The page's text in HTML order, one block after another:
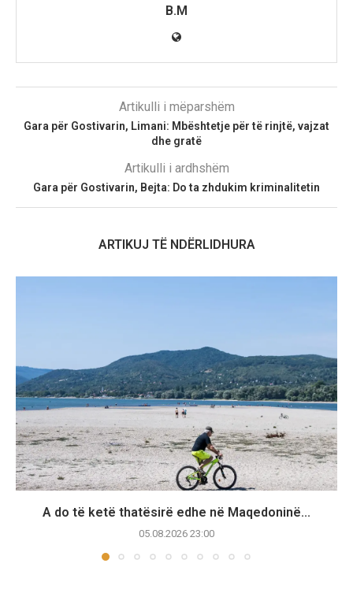
B.M
Artikulli i mëparshëm
Gara për Gostivarin, Limani: Mbështetje për të rinjtë, vajzat
dhe gratë
Artikulli i ardhshëm
Gara për Gostivarin, Bejta: Do ta zhdukim kriminalitetin
ARTIKUJ TË NDËRLIDHURA
A do të ketë thatësirë edhe në Maqedoninë...
05.08.2026 23:00